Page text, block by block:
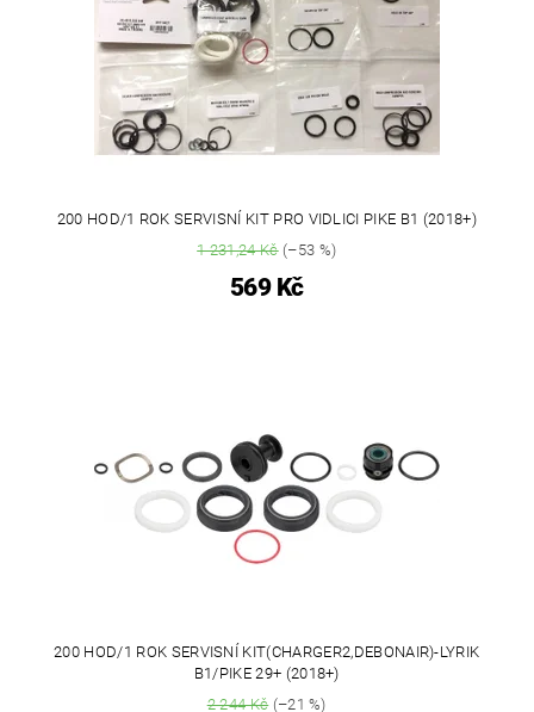
200 HOD/1 ROK SERVISNÍ KIT PRO VIDLICI PIKE B1 (2018+)
1 231,24 Kč(–53 %)
569 Kč
200 HOD/1 ROK SERVISNÍ KIT(CHARGER2,DEBONAIR)-LYRIK
B1/PIKE 29+ (2018+)
2 244 Kč(–21 %)